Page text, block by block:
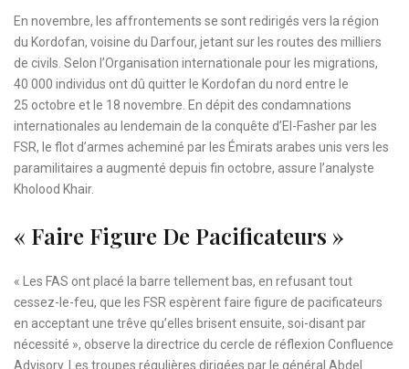
En novembre, les affrontements se sont redirigés vers la région
du Kordofan, voisine du Darfour, jetant sur les routes des milliers
de civils. Selon l’Organisation internationale pour les migrations,
40 000 individus ont dû quitter le Kordofan du nord entre le
25 octobre et le 18 novembre. En dépit des condamnations
internationales au lendemain de la conquête d’El-Fasher par les
FSR, le flot d’armes acheminé par les Émirats arabes unis vers les
paramilitaires a augmenté depuis fin octobre, assure l’analyste
Kholood Khair.
« Faire Figure De Pacificateurs »
« Les FAS ont placé la barre tellement bas, en refusant tout
cessez-le-feu, que les FSR espèrent faire figure de pacificateurs
en acceptant une trêve qu’elles brisent ensuite, soi-disant par
nécessité », observe la directrice du cercle de réflexion Confluence
Advisory. Les troupes régulières dirigées par le général Abdel